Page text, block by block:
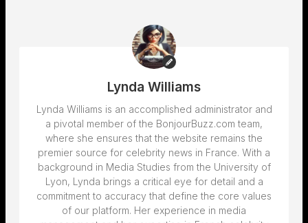
Lynda Williams
Lynda Williams is an accomplished administrator and
a pivotal member of the BonjourBuzz.com team,
where she ensures that the website remains the
premier source for celebrity news in France. With a
background in Media Studies from the University of
Lyon, Lynda brings a critical eye for detail and a
commitment to accuracy that define the core values
of our platform. Her experience in media